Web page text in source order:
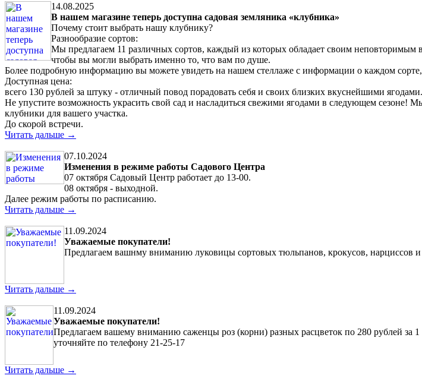
14.08.2025
В нашем магазине теперь доступна садовая земляника «клубника»
Почему стоит выбрать нашу клубнику?
Разнообразие сортов:
Мы предлагаем 11 различных сортов, каждый из которых обладает своим
чтобы вы могли выбрать именно то, что вам по душе.
Более подробную информацию вы можете увидеть на нашем стеллаже с информации о каждом
Доступная цена:
всего 130 рублей за штуку - отличный повод порадовать себя и своих близких вкуснейшими ягодами.
Не упустите возможность украсить свой сад и насладиться свежими ягодами в следующем
клубники для вашего участка.
До скорой встречи.
Читать дальше →
07.10.2024
Изменения в режиме работы Садового Центра
07 октября Садовый Центр работает до 13-00.
08 октября - выходной.
Далее режим работы по расписанию.
Читать дальше →
11.09.2024
Уважаемые покупатели!
Предлагаем вашнму вниманию луковицы сортовых тюльпанов, крокусов, нарциссов
Читать дальше →
11.09.2024
Уважаемые покупатели!
Предлагаем вашему вниманию саженцы роз (корни) разных расцветок по 280 рублей
уточняйте по телефону 21-25-17
Читать дальше →